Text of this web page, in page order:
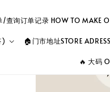
/查询订单记录 HOW TO MAKE
) 🏠门市地址STORE ADRESS
🔥 大码